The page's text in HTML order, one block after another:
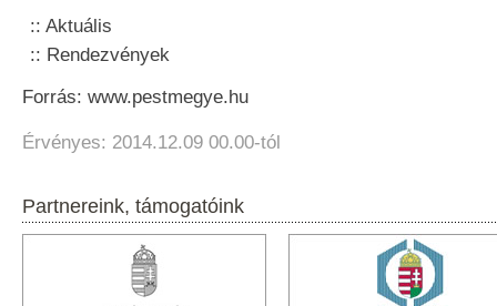
Aktuális
Rendezvények
Forrás: www.pestmegye.hu
Érvényes: 2014.12.09 00.00-tól
Partnereink, támogatóink